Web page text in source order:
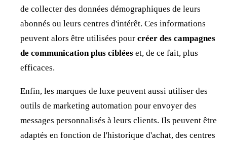
de collecter des données démographiques de leurs
abonnés ou leurs centres d'intérêt. Ces informations
peuvent alors être utilisées pour créer des campagnes
de communication plus ciblées et, de ce fait, plus
efficaces.
Enfin, les marques de luxe peuvent aussi utiliser des
outils de marketing automation pour envoyer des
messages personnalisés à leurs clients. Ils peuvent être
adaptés en fonction de l'historique d'achat, des centres